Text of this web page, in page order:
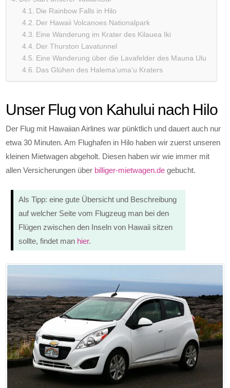
Die Rainbow Falls in Hilo
Der Hawaii Volcanoes Nationalpark
Eine Wanderung im Krater des Kilauea Iki
Der Thurston Lavatunnel
Eine Wanderung über die Lavafelder des Mauna Ulu
Das Glühen des Halema’uma’u Kraters
Unser Flug von Kahului nach Hilo
Der Flug mit Hawaiian Airlines war pünktlich und dauert auch nur
etwa 30 Minuten. Am Flughafen in Hilo haben wir zuerst unseren
kleinen Mietwagen abgeholt. Diesen haben wir wie immer mit
allen Versicherungen über billiger-mietwagen.de gebucht.
Als Tipp: eine gute Übersicht und Beschreibung
auf welcher Seite vom Flugzeug man bei den
Flügen zwischen den Inseln von Hawaii sitzen
sollte, findet man hier.